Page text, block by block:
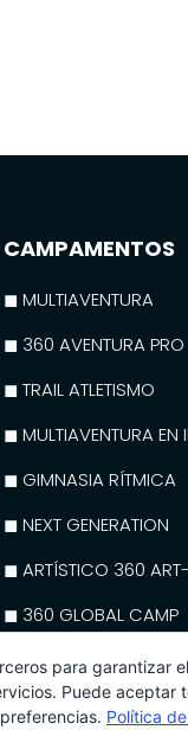
CAMPAMENTOS
◼ MULTIAVENTURA
◼ 360 AVENTURA PRO
◼ TRAIL ATLETISMO
◼ MULTIAVENTURA EN
◼ GIMNASIA RÍTMICA
◼ NEXT GENERATION
◼ ARTÍSTICO 360
◼ 360 GLOBAL CAMP
◼ MY SPANISH CAMPS
para garantizar
Puede aceptar
Política